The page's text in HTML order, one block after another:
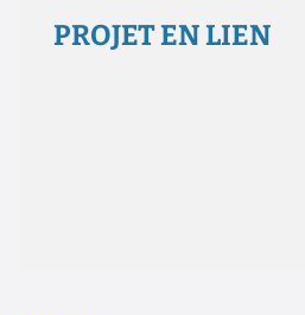
PROJET EN LIEN